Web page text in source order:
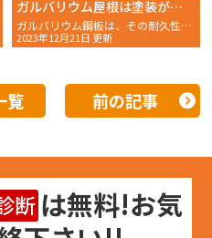
ガルバリウム屋根は塗装が必要？ガルバリウム屋根の特徴と塗装方法を解説！
ガルバリウム鋼板は、その耐久性と美観で多くの家庭で採用さ
2023年12月21日 更新
覧 前の記事
断 は無料!お気